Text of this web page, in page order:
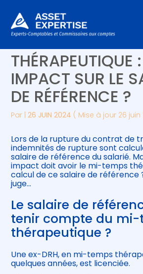
Aller
au
Créer et reprendre une activité
Gérer votre quotidien
Piloter votre entreprise
Développer votre entreprise
Être prêt pour la facturation
électronique
Piloter votre gestion
Suivre votre comptabilité
Gérer vos ressources humaines
TEMPS PARTIEL
THÉRAPEUTIQUE
IMPACT SUR LE
DE RÉFÉRENCE ?
Par |26 JUIN 2024 ( Mise à jour 26 juin
Lors de la rupture du contrat de
indemnités de rupture sont
salaire de référence du salarié.
impact doit avoir le mi-temps
calcul de ce salaire de référence
juge…
Le salaire de
tenir compte du mi-
thérapeutique ?
Une ex-DRH, en mi-temps
quelques années, est licenciée.